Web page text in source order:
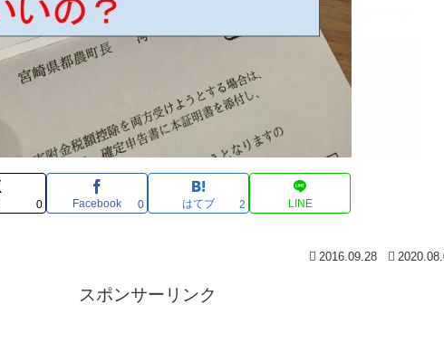
0 Facebook 0 はてブ 2 LINE
2016.09.28
スポンサーリンク